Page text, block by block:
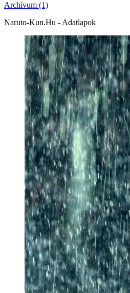
Archívum (1)
Naruto-Kun.Hu - Adatlapok